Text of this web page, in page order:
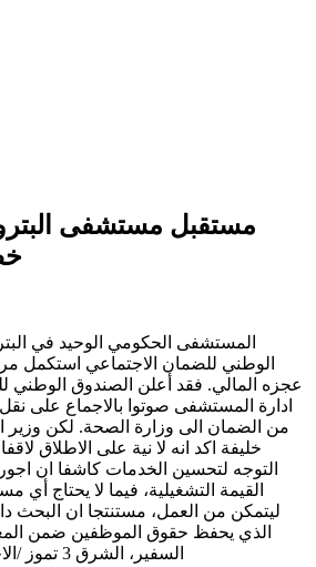
مستقبل مستشفى
المستشفى الحكومي الوحيد في
الوطني للضمان الاجتماعي استكمل
عجزه المالي. فقد أعلن الصندوق
ادارة المستشفى صوتوا بالاجماع على
من الضمان الى وزارة الصحة. لكن وزير
خليفة اكد انه لا نية على الاطلاق
ليتمكن من العمل، مستنتجا ان البحث
الذي يحفظ حقوق الموظفين ضمن
السفير، الشرق 3 تموز /الاخبار، الديار 2 تموز 2009)